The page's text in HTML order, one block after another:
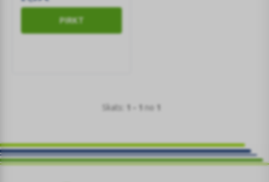
PIRKT
Skats: no